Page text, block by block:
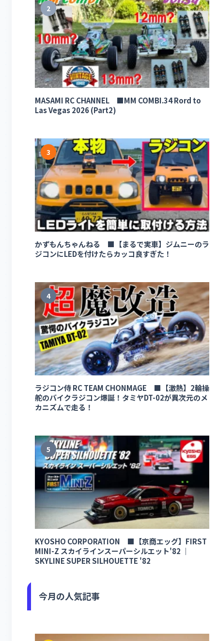
2
MASAMI RC CHANNEL ■MM COMBI.34 Rord to
Las Vegas 2026 (Part2)
3
かずもんちゃんねる ■【まるで実車】ジムニーのラ
ジコンにLEDを付けたらカッコ良すぎた！
4
ラジコン侍 RC TEAM CHONMAGE ■【激熱】2輪操
舵のバイクラジコン爆誕！タミヤDT-02が異次元のメ
カニズムで走る！
5
KYOSHO CORPORATION ■【京商エッグ】FIRST
MINI-Z スカイラインスーパーシルエット'82 ｜
SKYLINE SUPER SILHOUETTE '82
今月の人気記事